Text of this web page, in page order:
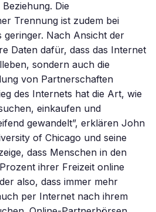
Die
Trennung ist zudem bei
geringer. Nach Ansicht der
Daten dafür, dass das Internet
sondern auch die
von Partnerschaften
des Internets hat die Art, wie
einkaufen und
gewandelt”, erklären John
of Chicago und seine
dass Menschen in den
ihrer Freizeit online
also, dass immer mehr
per Internet nach ihrem